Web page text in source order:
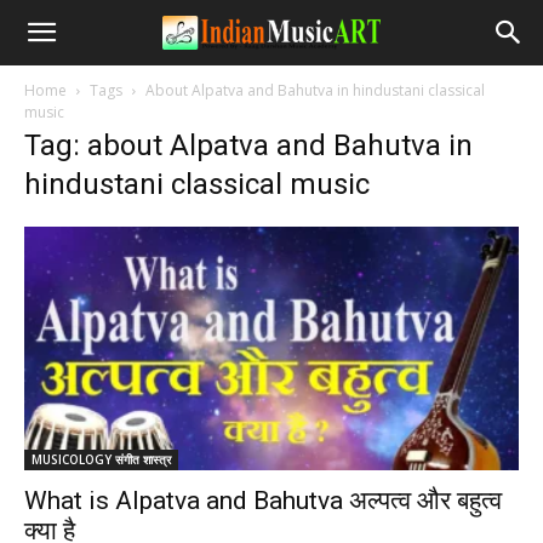
Home Tags
About Alpatva and Bahutva in hindustani classical
music
Tag: about Alpatva and Bahutva in
hindustani classical music
MUSICOLOGY संगीत शास्त्र
What is Alpatva and Bahutva अल्पत्व और बहुत्व
क्या है